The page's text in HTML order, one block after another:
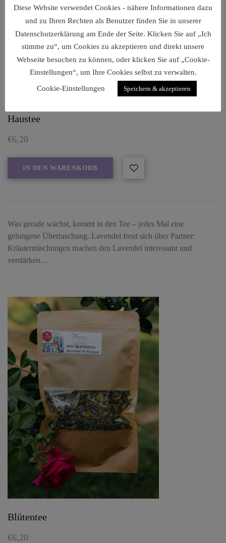
Haustee
€6,20
IN DEN WARENKORB
Was gerade wächst, kommt in den Tee – jedes Mal eine
gelungene Überraschung. Lavendel freut sich über Partner:
Kräutermischungen machen den Lavendel interessant und
verstärken…
Blütentee
€6,20
Diese Website verwendet Cookies - nähere Informationen dazu
und zu Ihren Rechten als Benutzer finden Sie in unserer
Datenschutzerklärung am Ende der Seite. Klicken Sie auf „Ich
stimme zu“, um Cookies zu akzeptieren und direkt unsere
Webseite besuchen zu können, oder klicken Sie auf „Cookie-
Einstellungen“, um Ihre Cookies selbst zu verwalten.
Cookie-Einstellungen
Speichern & akzeptieren